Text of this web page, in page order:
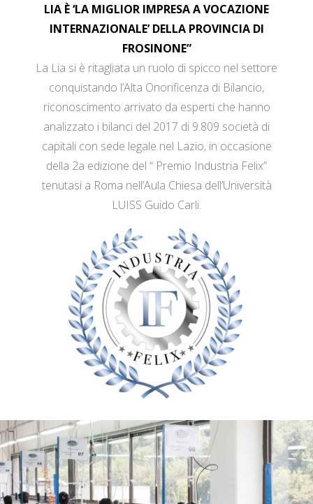
LIA È ‘LA MIGLIOR IMPRESA A VOCAZIONE
INTERNAZIONALE’ DELLA PROVINCIA DI
FROSINONE”
La Lia si è ritagliata un ruolo di spicco nel settore
conquistando l’Alta Onorificenza di Bilancio,
riconoscimento arrivato da esperti che hanno
analizzato i bilanci del 2017 di 9.809 società di
capitali con sede legale nel Lazio, in occasione
della 2a edizione del “ Premio Industria Felix”
tenutasi a Roma nell’Aula Chiesa dell’Università
LUISS Guido Carli.